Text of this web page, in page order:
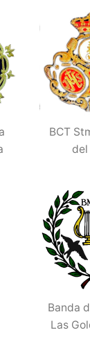
BCT
Banda
Las